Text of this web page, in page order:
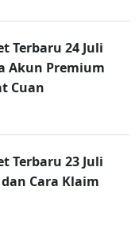
Terbaru 24 Juli
Akun Premium
Cuan
Terbaru 23 Juli
Cara Klaim